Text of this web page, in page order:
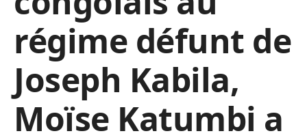
régime défunt de
Joseph Kabila,
Moïse Katumbi a